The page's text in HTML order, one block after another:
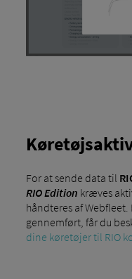
For at sende data til
RIO Edition kræves
håndteres af
gennemført, får du
dine køretøjer til RIO